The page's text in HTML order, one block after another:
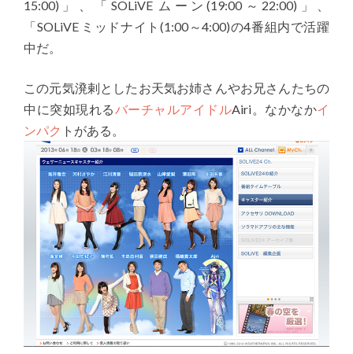
15:00)」、「SOLiVE ムーン(19:00～22:00)」、
「SOLiVE ミッドナイト(1:00～4:00)の4番組内で活躍
中だ。
この元気溌剌としたお天気お姉さんやお兄さんたちの
中に突如現れるバーチャルアイドルAiri。なかなかイ
ンパク トがある。